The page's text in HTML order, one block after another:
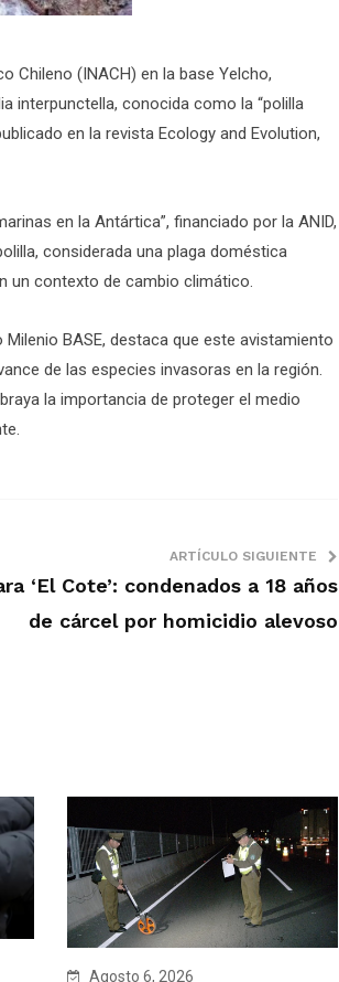
Chileno (INACH) en la base Yelcho,
interpunctella, conocida como la “polilla
en la revista Ecology and Evolution,
en la Antártica”, financiado por la ANID,
considerada una plaga doméstica
un contexto de cambio climático.
BASE, destaca que este avistamiento
de las especies invasoras en la región.
la importancia de proteger el medio
ARTÍCULO SIGUIENTE
‘El Cote’: condenados a 18 años
de cárcel por homicidio alevoso
Agosto 6, 2026